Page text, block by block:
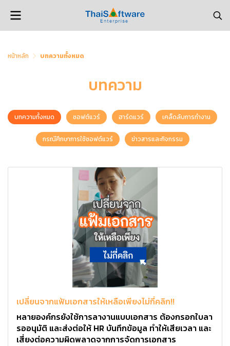
หน้าหลัก บทความทั้งหมด
บทความ
บทความทั้งหมด ซอฟต์แวร์ ฮาร์ดแวร์ เคล็ดลับการทำงาน
กรณีศึกษาการใช้ซอฟต์แวร์ ข่าวสารและกิจกรรม
เปลี่ยนจากแฟ้มเอกสารให้เหลือเพียงไม่กี่คลิก!!
หลายองค์กรยังใช้การลางานแบบเอกสาร ต้องกรอกใบลา
รออนุมัติ และส่งต่อให้ HR บันทึกข้อมูล ทำให้เสียเวลา และ
เสี่ยงต่อความผิดพลาดจากการจัดการเอกสาร